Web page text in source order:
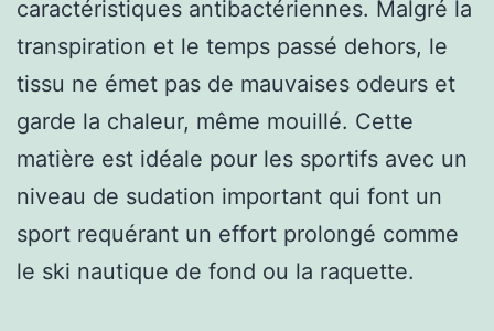
caractéristiques antibactériennes. Malgré la
transpiration et le temps passé dehors, le
tissu ne émet pas de mauvaises odeurs et
garde la chaleur, même mouillé. Cette
matière est idéale pour les sportifs avec un
niveau de sudation important qui font un
sport requérant un effort prolongé comme
le ski nautique de fond ou la raquette.